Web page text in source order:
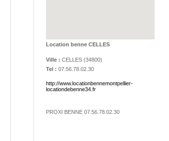
Location benne CELLES
Ville : CELLES (34800)
Tel : 07.56.78.02.30
http://www.locationbennemontpellier-
locationdebenne34.fr
PROXI BENNE 07.56.78.02.30